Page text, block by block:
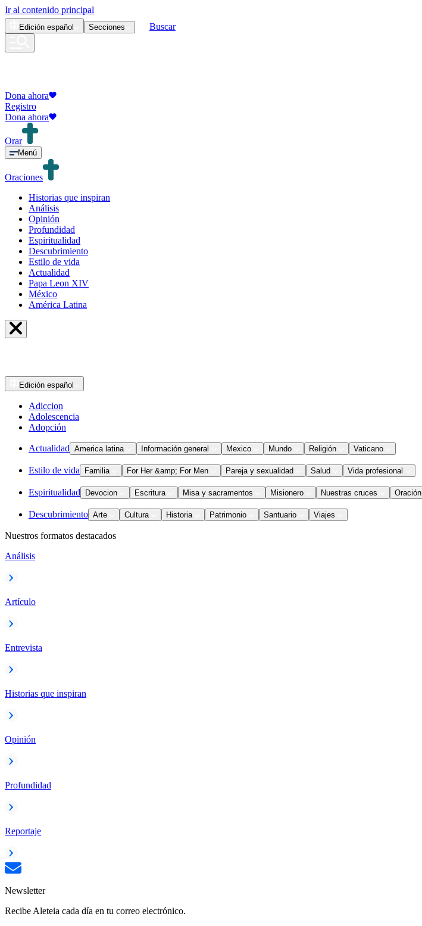
Ir al contenido principal
Edición español Secciones Buscar
Dona ahora
Registro
Dona ahora
Orar
Menú
Oraciones
Historias que inspiran
Análisis
Opinión
Profundidad
Espiritualidad
Descubrimiento
Estilo de vida
Actualidad
Papa Leon XIV
México
América Latina
Edición español
Adiccion
Adolescencia
Adopción
Actualidad America latina Información general Mexico Mundo Religión Vaticano
Estilo de vida Familia For Her &amp; For Men Pareja y sexualidad Salud Vida profesional
Espiritualidad Devocion Escritura Misa y sacramentos Misionero Nuestras cruces Oración
Descubrimiento Arte Cultura Historia Patrimonio Santuario Viajes
Nuestros formatos destacados
Análisis
Artículo
Entrevista
Historias que inspiran
Opinión
Profundidad
Reportaje
Newsletter
Recibe Aleteia cada día en tu correo electrónico.